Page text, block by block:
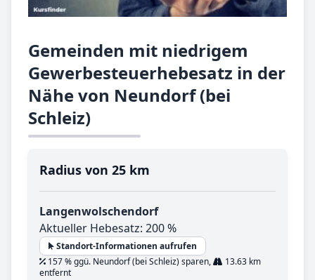
Gemeinden mit niedrigem
Gewerbesteuerhebesatz in der
Nähe von Neundorf (bei
Schleiz)
Radius von 25 km
Langenwolschendorf
Aktueller Hebesatz: 200 %
Standort-Informationen aufrufen
157 % ggü. Neundorf (bei Schleiz) sparen,
13.63 km
entfernt